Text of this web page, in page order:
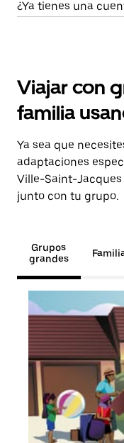
¿Ya tienes una
Viajar con
familia
Ya sea que
adaptaciones
Ville-Saint-
junto con tu grupo.
Grupos
grandes